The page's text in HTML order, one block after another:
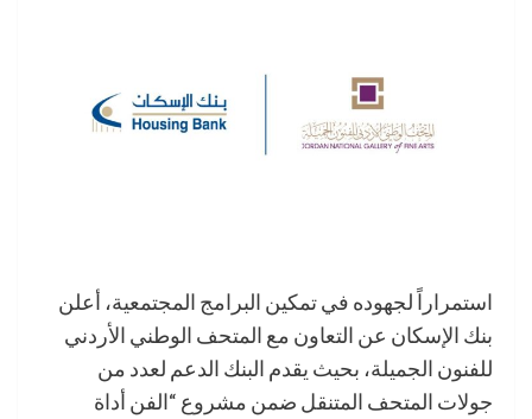
استمراراً لجهوده في تمكين البرامج المجتمعية، أعلن
بنك الإسكان عن التعاون مع المتحف الوطني الأردني
للفنون الجميلة، بحيث يقدم البنك الدعم لعدد من
جولات المتحف المتنقل ضمن مشروع “الفن أداة